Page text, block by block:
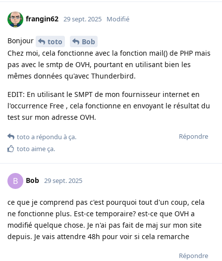
frangin62 29 sept. 2025 Modifié
Bonjour toto
Bob
Chez moi, cela fonctionne avec la fonction mail() de PHP mais
pas avec le smtp de OVH, pourtant en utilisant bien les
mêmes données qu'avec Thunderbird.
EDIT: En utilisant le SMPT de mon fournisseur internet en
l'occurrence Free , cela fonctionne en envoyant le résultat du
test sur mon adresse OVH.
Répondre
toto a répondu à ça.
toto aime ça.
B Bob 29 sept. 2025
ce que je comprend pas c'est pourquoi tout d'un coup, cela
ne fonctionne plus. Est-ce temporaire? est-ce que OVH a
modifié quelque chose. Je n'ai pas fait de maj sur mon site
depuis. Je vais attendre 48h pour voir si cela remarche
Répondre